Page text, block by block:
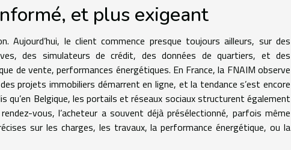
et plus exigeant
Aujourd’hui, le client commence presque toujours ailleurs, sur des
des simulateurs de crédit, des données de quartiers, et des
de vente, performances énergétiques. En France, la FNAIM observe
projets immobiliers démarrent en ligne, et la tendance s’est encore
qu’en Belgique, les portails et réseaux sociaux structurent également
vous, l’acheteur a souvent déjà présélectionné, parfois même
sur les charges, les travaux, la performance énergétique, ou la